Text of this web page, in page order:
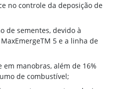
no controle da deposição de
de sementes, devido à
5 e a linha de
em manobras, além de 16%
de combustível;